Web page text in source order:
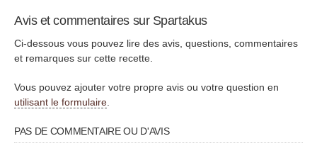
Avis et commentaires sur Spartakus
Ci-dessous vous pouvez lire des avis, questions, commentaires
et remarques sur cette recette.
Vous pouvez ajouter votre propre avis ou votre question en
utilisant le formulaire
PAS DE COMMENTAIRE OU D'AVIS